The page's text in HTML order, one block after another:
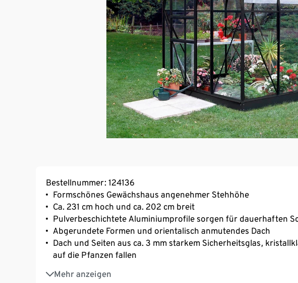
Bestellnummer: 124136
Formschönes Gewächshaus angenehmer Stehhöhe
Ca. 231 cm hoch und ca. 202 cm breit
Pulverbeschichtete Aluminiumprofile sorgen für dauerhaften
Abgerundete Formen und orientalisch anmutendes Dach
Dach und Seiten aus ca. 3 mm starkem Sicherheitsglas,
auf die Pfanzen fallen
Mehr anzeigen
Gebogene Polycarbonatscheiben: höhere Seitenhöhe ‒ bietet
Grundfäche mehr Raum